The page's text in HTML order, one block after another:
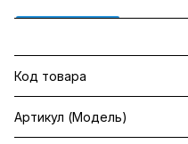
Код товара
Артикул (Модель)